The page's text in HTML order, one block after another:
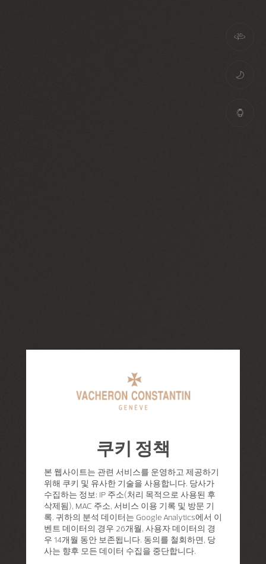
쿠키 정책
본 웹사이트는 관련 서비스를 운영하고 제공하기
위해 쿠키 및 유사한 기술을 사용합니다. 당사가
수집하는 정보: IP 주소(처리 목적으로 사용된 후
삭제됨), MAC 주소, 서비스 이용 기록 및 방문 기
록. 귀하의 분석 데이터는 Google Analytics에서 이
벤트 데이터의 경우 26개월, 사용자 데이터의 경
우 14개월 동안 보존됩니다. 동의를 철회하면, 당
사는 향후 모든 데이터 수집을 중단합니다.